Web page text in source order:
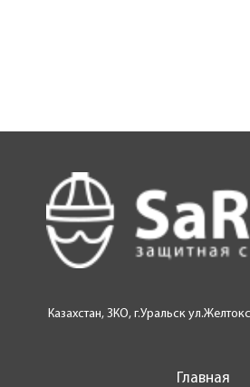
Казахстан, ЗКО, г.Уральск
Главная